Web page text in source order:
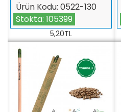
Ürün Kodu: 0522-130
Stokta: 105399
5,20TL